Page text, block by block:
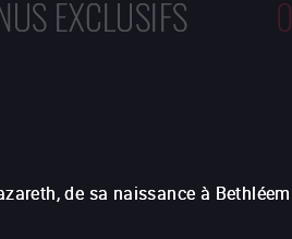
EXCLUSIFS 0
de sa naissance à Bethléem